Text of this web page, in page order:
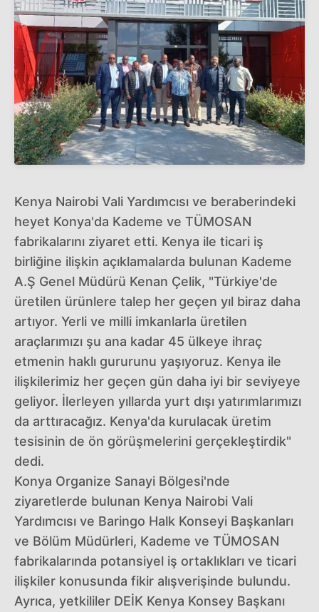
Kenya Nairobi Vali Yardımcısı ve beraberindeki
heyet Konya'da Kademe ve TÜMOSAN
fabrikalarını ziyaret etti. Kenya ile ticari iş
birliğine ilişkin açıklamalarda bulunan Kademe
A.Ş Genel Müdürü Kenan Çelik, "Türkiye'de
üretilen ürünlere talep her geçen yıl biraz daha
artıyor. Yerli ve milli imkanlarla üretilen
araçlarımızı şu ana kadar 45 ülkeye ihraç
etmenin haklı gururunu yaşıyoruz. Kenya ile
ilişkilerimiz her geçen gün daha iyi bir seviyeye
geliyor. İlerleyen yıllarda yurt dışı yatırımlarımızı
da arttıracağız. Kenya'da kurulacak üretim
tesisinin de ön görüşmelerini gerçekleştirdik"
dedi.
Konya Organize Sanayi Bölgesi'nde
ziyaretlerde bulunan Kenya Nairobi Vali
Yardımcısı ve Baringo Halk Konseyi Başkanları
ve Bölüm Müdürleri, Kademe ve TÜMOSAN
fabrikalarında potansiyel iş ortaklıkları ve ticari
ilişkiler konusunda fikir alışverişinde bulundu.
Ayrıca, yetkililer DEİK Kenya Konsey Başkanı